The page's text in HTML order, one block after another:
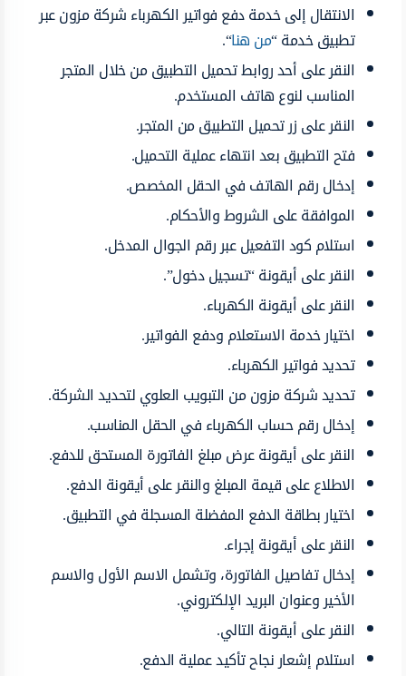
الانتقال إلى خدمة دفع فواتير الكهرباء شركة مزون عبر
تطبيق خدمة “من هنا“.
النقر على أحد روابط تحميل التطبيق من خلال المتجر
المناسب لنوع هاتف المستخدم.
النقر على زر تحميل التطبيق من المتجر.
فتح التطبيق بعد انتهاء عملية التحميل.
إدخال رقم الهاتف في الحقل المخصص.
الموافقة على الشروط والأحكام.
استلام كود التفعيل عبر رقم الجوال المدخل.
النقر على أيقونة “تسجيل دخول”.
النقر على أيقونة الكهرباء.
اختيار خدمة الاستعلام ودفع الفواتير.
تحديد فواتير الكهرباء.
تحديد شركة مزون من التبويب العلوي لتحديد الشركة.
إدخال رقم حساب الكهرباء في الحقل المناسب.
النقر على أيقونة عرض مبلغ الفاتورة المستحق للدفع.
الاطلاع على قيمة المبلغ والنقر على أيقونة الدفع.
اختيار بطاقة الدفع المفضلة المسجلة في التطبيق.
النقر على أيقونة إجراء.
إدخال تفاصيل الفاتورة، وتشمل الاسم الأول والاسم
الأخير وعنوان البريد الإلكتروني.
النقر على أيقونة التالي.
استلام إشعار نجاح تأكيد عملية الدفع.